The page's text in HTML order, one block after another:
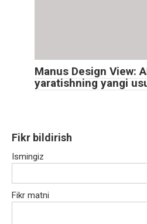
Manus Design View:
yaratishning yangi
Fikr bildirish
Ismingiz
Fikr matni